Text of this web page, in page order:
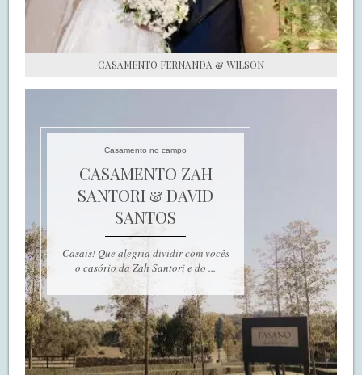
CASAMENTO FERNANDA & WILSON
Casamento no campo
CASAMENTO ZAH
SANTORI & DAVID
SANTOS
Casais! Que alegria dividir com vocês
o casório da Zah Santori e do ...